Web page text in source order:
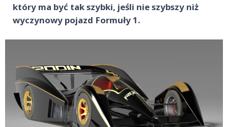
który ma być tak szybki, jeśli nie szybszy niż
wyczynowy pojazd Formuły 1.